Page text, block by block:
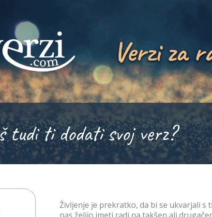
Verzi za
tudi ti dodati svoj verz?
Življenje je prekratko, da bi se ukvarjali s